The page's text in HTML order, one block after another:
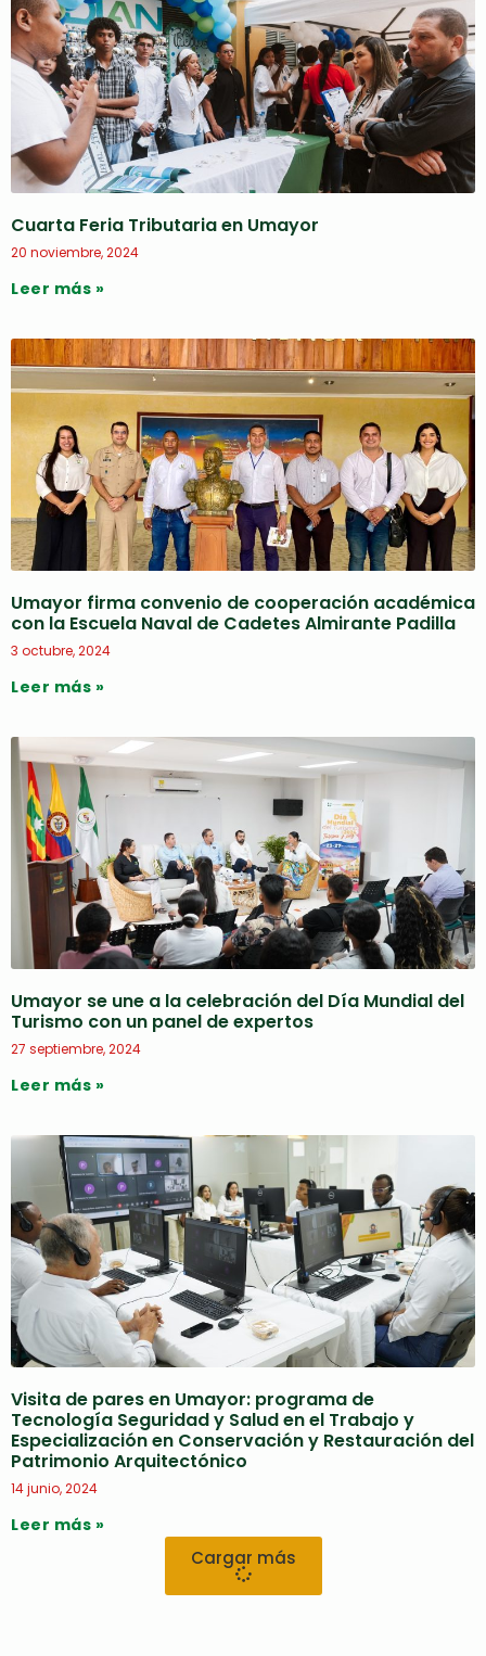
Cuarta Feria Tributaria en Umayor
20 noviembre, 2024
Leer más »
Umayor firma convenio de cooperación académica
con la Escuela Naval de Cadetes Almirante Padilla
3 octubre, 2024
Leer más »
Umayor se une a la celebración del Día Mundial del
Turismo con un panel de expertos
27 septiembre, 2024
Leer más »
Visita de pares en Umayor: programa de
Tecnología Seguridad y Salud en el Trabajo y
Especialización en Conservación y Restauración del
Patrimonio Arquitectónico
14 junio, 2024
Leer más »
Cargar más